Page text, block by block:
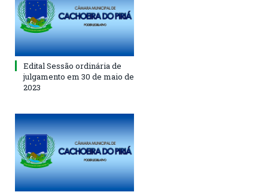
Edital Sessão ordinária de
julgamento em 30 de maio de
2023